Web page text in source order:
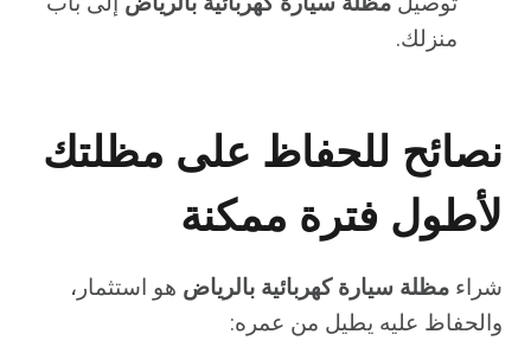
منزلك.
نصائح للحفاظ على مظلتك
لأطول فترة ممكنة
شراء مظلة سيارة كهربائية بالرياض هو استثمار،
والحفاظ عليه يطيل من عمره: